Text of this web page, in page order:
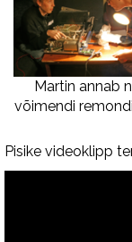
Martin annab
võimendi
Pisike videoklipp